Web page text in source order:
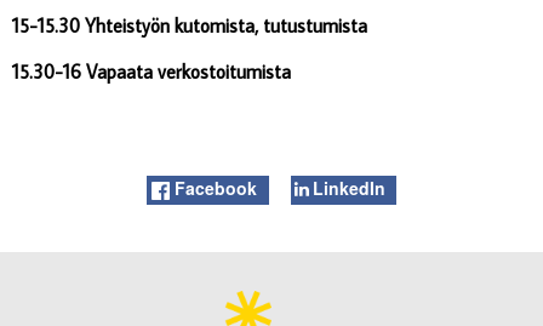
15-15.30 Yhteistyön kutomista, tutustumista
15.30-16 Vapaata verkostoitumista
Facebook LinkedIn